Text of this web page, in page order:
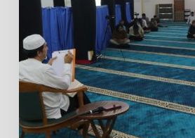
Mohammad
Sharifani
Mengulas
Hukum
Ila,
Iddah,
dan